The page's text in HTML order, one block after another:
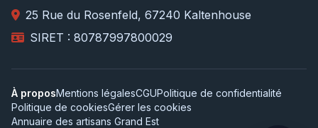
25 Rue du Rosenfeld, 67240 Kaltenhouse
SIRET : 80787997800029
À proposMentions légalesCGUPolitique de confidentialité
Politique de cookiesGérer les cookies
Annuaire des artisans Grand Est